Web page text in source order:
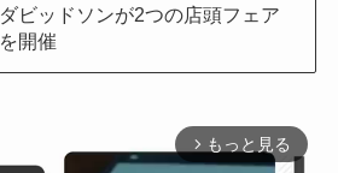
ダビッドソンが2つの店頭フェア
を開催
arrow_forward_ios もっと見る